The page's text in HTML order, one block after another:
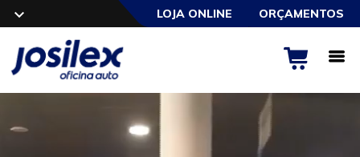
ORÇAMENTOS
LOJA ONLINE